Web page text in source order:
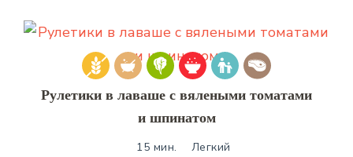
Рулетики в лаваше с вялеными томатами
и шпинатом
15 мин. Легкий